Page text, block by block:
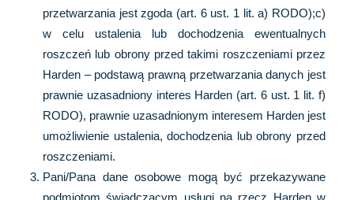
przetwarzania jest zgoda (art. 6 ust. 1 lit. a) RODO);c)
w celu ustalenia lub dochodzenia ewentualnych
roszczeń lub obrony przed takimi roszczeniami przez
Harden – podstawą prawną przetwarzania danych jest
prawnie uzasadniony interes Harden (art. 6 ust. 1 lit. f)
RODO), prawnie uzasadnionym interesem Harden jest
umożliwienie ustalenia, dochodzenia lub obrony przed
roszczeniami.
Pani/Pana dane osobowe mogą być przekazywane
podmiotom świadczącym usługi na rzecz Harden w